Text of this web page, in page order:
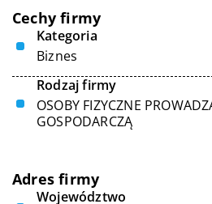
Cechy firmy
Kategoria
Biznes
Rodzaj firmy
OSOBY FIZYCZNE
GOSPODARCZĄ
Adres firmy
Województwo